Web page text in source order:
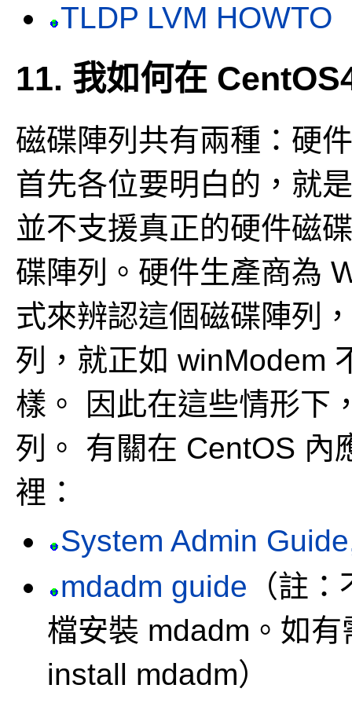
TLDP LVM HOWTO
11. 我如何在
磁碟陣列共有兩種：硬
首先各位要明白的，就
並不支援真正的硬件磁
碟陣列。硬件生產商為
式來辨認這個磁碟陣列
列，就正如 winModem
樣。
因此在這些情形下
列。 有關在 CentOS 內
裡：
System Admin
mdadm guide （註
檔安裝 mdadm。如
install mdadm）